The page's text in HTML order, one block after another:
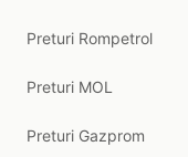
Preturi Rompetrol
Preturi MOL
Preturi Gazprom